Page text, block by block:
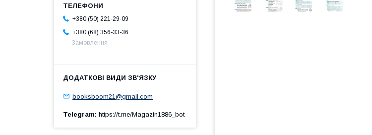
+380 (50) 221-29-09
+380 (68) 356-33-36
Замовлення
booksboom21@gmail.com
Telegram https://t.me/Magazin1886_bot